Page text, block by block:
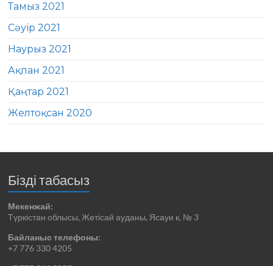
Тамыз 2021
Сәуір 2021
Наурыз 2021
Ақпан 2021
Қаңтар 2021
Желтоқсан 2020
Бізді табасыз
Мекенжай:
Түркістан облысы, Жетісай ауданы, Ясауи к, № 3
Байланыс телефоны:
+7 776 330 4205